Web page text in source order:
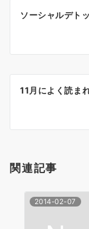
投
ナ
ビ
ゲ
シ
ン
ソーシャルデト
11月によく読ま
関連記事
2014-02-07